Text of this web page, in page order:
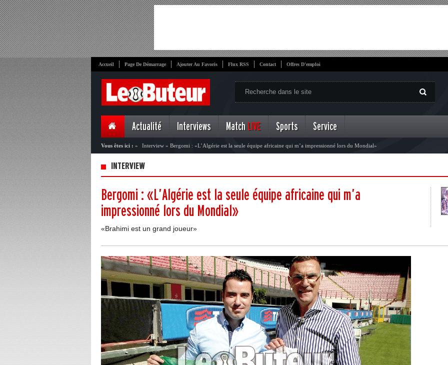
Accueil Page De Démarrage Ajouter Au Favoris Flux RSS Contact Offres D'emploi
Actualité Interviews Match LIVE Sports Service
Vous êtes ici : » Interview » Bergomi : «L’Algérie est la seule équipe africaine qui m’a impressionné lors du Mondial»
INTERVIEW
Bergomi : «L’Algérie est la seule équipe africaine qui m’a
impressionné lors du Mondial»
«Brahimi est un grand joueur»